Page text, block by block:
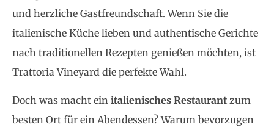
und herzliche Gastfreundschaft. Wenn Sie die
italienische Küche lieben und authentische Gerichte
nach traditionellen Rezepten genießen möchten, ist
Trattoria Vineyard die perfekte Wahl.
Doch was macht ein italienisches Restaurant zum
besten Ort für ein Abendessen? Warum bevorzugen